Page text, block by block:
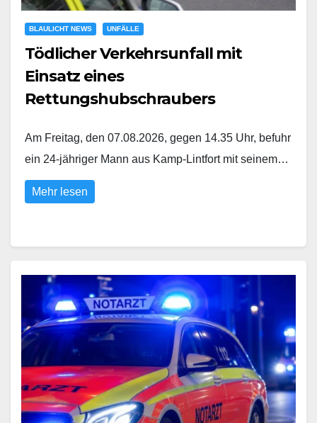
BLAULICHT NEWS UNFÄLLE
Tödlicher Verkehrsunfall mit
Einsatz eines
Rettungshubschraubers
Am Freitag, den 07.08.2026, gegen 14.35 Uhr, befuhr
ein 24-jähriger Mann aus Kamp-Lintfort mit seinem…
Mehr lesen